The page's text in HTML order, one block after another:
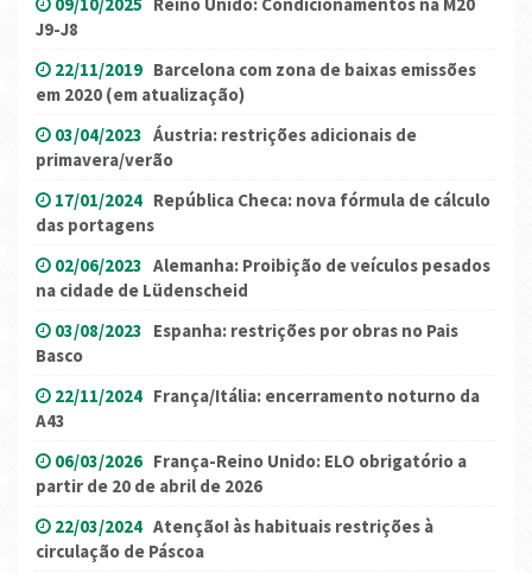
J9-J8
22/11/2019 Barcelona com zona de baixas emissões
em 2020 (em atualização)
03/04/2023 Áustria: restrições adicionais de
primavera/verão
17/01/2024 República Checa: nova fórmula de cálculo
das portagens
02/06/2023 Alemanha: Proibição de veículos pesados
na cidade de Lüdenscheid
03/08/2023 Espanha: restrições por obras no Pais
Basco
22/11/2024 França/Itália: encerramento noturno da
A43
06/03/2026 França-Reino Unido: ELO obrigatório a
partir de 20 de abril de 2026
22/03/2024 Atenção! às habituais restrições à
circulação de Páscoa